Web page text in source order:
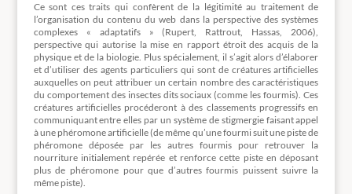
Ce sont ces traits qui confèrent de la légitimité au traitement de
l’organisation du contenu du web dans la perspective des systèmes
complexes « adaptatifs » (Rupert, Rattrout, Hassas, 2006),
perspective qui autorise la mise en rapport étroit des acquis de la
physique et de la biologie. Plus spécialement, il s’agit alors d’élaborer
et d’utiliser des agents particuliers qui sont de créatures artificielles
auxquelles on peut attribuer un certain nombre des caractéristiques
du comportement des insectes dits sociaux (comme les fourmis). Ces
créatures artificielles procéderont à des classements progressifs en
communiquant entre elles par un système de stigmergie faisant appel
à une phéromone artificielle (de même qu’une fourmi suit une piste de
phéromone déposée par les autres fourmis pour retrouver la
nourriture initialement repérée et renforce cette piste en déposant
plus de phéromone pour que d’autres fourmis puissent suivre la
même piste).